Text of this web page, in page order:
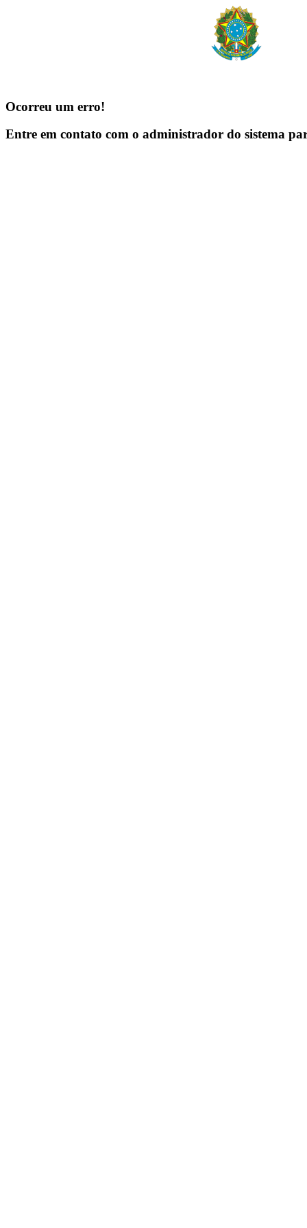
Ocorreu um erro!
Entre em contato com o administrador do sistema